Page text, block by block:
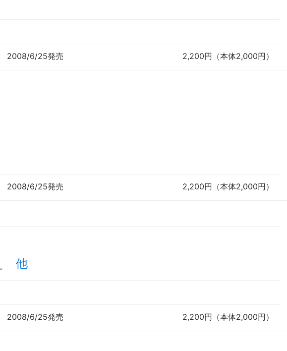
2008/6/25発売 2,200円（本体2,000円）
2008/6/25発売 2,200円（本体2,000円）
他
2008/6/25発売 2,200円（本体2,000円）